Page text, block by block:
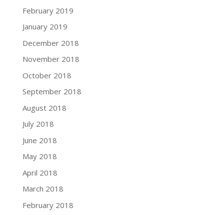
February 2019
January 2019
December 2018
November 2018
October 2018
September 2018
August 2018
July 2018
June 2018
May 2018
April 2018
March 2018
February 2018